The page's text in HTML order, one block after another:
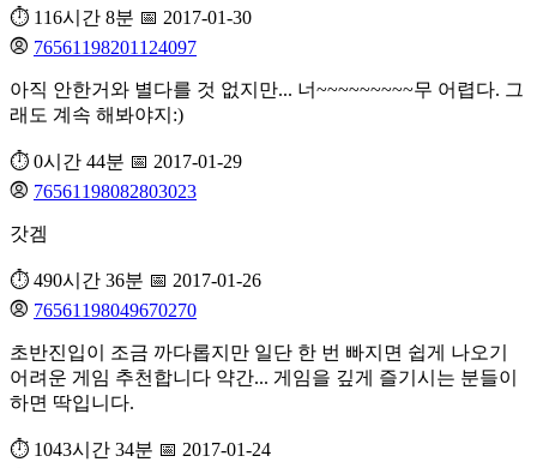
⏱️ 116시간 8분 📅 2017-01-30
76561198201124097
아직 안한거와 별다를 것 없지만... 너~~~~~~~~~무 어렵다. 그
래도 계속 해봐야지:)
⏱️ 0시간 44분 📅 2017-01-29
76561198082803023
갓겜
⏱️ 490시간 36분 📅 2017-01-26
76561198049670270
초반진입이 조금 까다롭지만 일단 한 번 빠지면 쉽게 나오기
어려운 게임 추천합니다 약간... 게임을 깊게 즐기시는 분들이
하면 딱입니다.
⏱️ 1043시간 34분 📅 2017-01-24